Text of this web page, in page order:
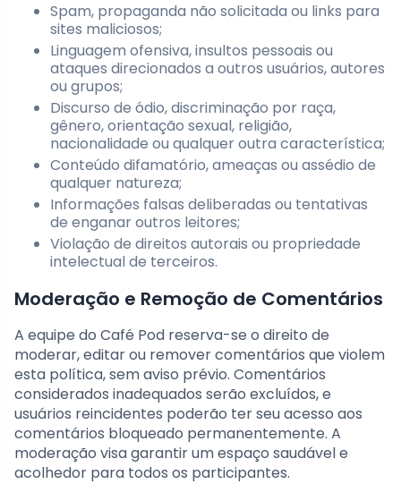
Spam, propaganda não solicitada ou links para
sites maliciosos;
Linguagem ofensiva, insultos pessoais ou
ataques direcionados a outros usuários, autores
ou grupos;
Discurso de ódio, discriminação por raça,
gênero, orientação sexual, religião,
nacionalidade ou qualquer outra característica;
Conteúdo difamatório, ameaças ou assédio de
qualquer natureza;
Informações falsas deliberadas ou tentativas
de enganar outros leitores;
Violação de direitos autorais ou propriedade
intelectual de terceiros.
Moderação e Remoção de Comentários
A equipe do Café Pod reserva-se o direito de
moderar, editar ou remover comentários que violem
esta política, sem aviso prévio. Comentários
considerados inadequados serão excluídos, e
usuários reincidentes poderão ter seu acesso aos
comentários bloqueado permanentemente. A
moderação visa garantir um espaço saudável e
acolhedor para todos os participantes.